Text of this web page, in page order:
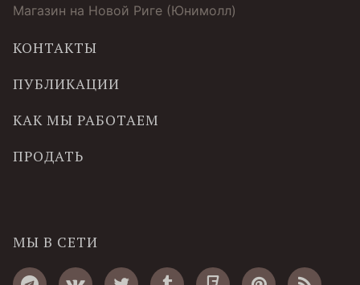
Магазин на Новой Риге (Юнимолл)
КОНТАКТЫ
ПУБЛИКАЦИИ
КАК МЫ РАБОТАЕМ
ПРОДАТЬ
МЫ В СЕТИ